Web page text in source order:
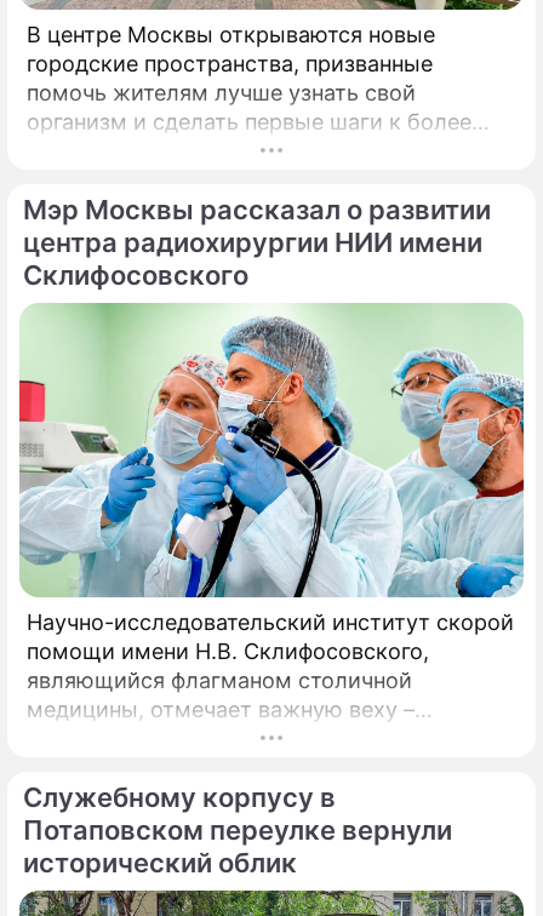
В центре Москвы открываются новые
городские пространства, призванные
помочь жителям лучше узнать свой
организм и сделать первые шаги к более
осознанному отношению к здоровью. Речь
начинают работу на столичных бульварах в
рамках масштабного городского проекта
«Лето в Москве».
Мэр Москвы рассказал о развитии
центра радиохирургии НИИ имени
Склифосовского
Научно-исследовательский институт скорой
помощи имени Н.В. Склифосовского,
являющийся флагманом столичной
медицины, отмечает важную веху –
десятилетие работы Центра радиохирургии.
не только стало уникальной точкой на карте
московского здравоохранения, но и
превратилось в надежду для тысяч
пациентов со всей страны.
Служебному корпусу в
Потаповском переулке вернули
исторический облик